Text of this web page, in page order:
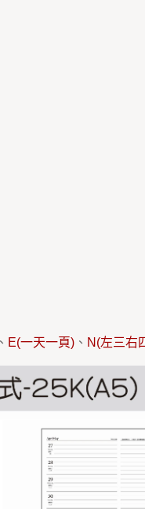
、 E(一天一頁) 、 N(左三右